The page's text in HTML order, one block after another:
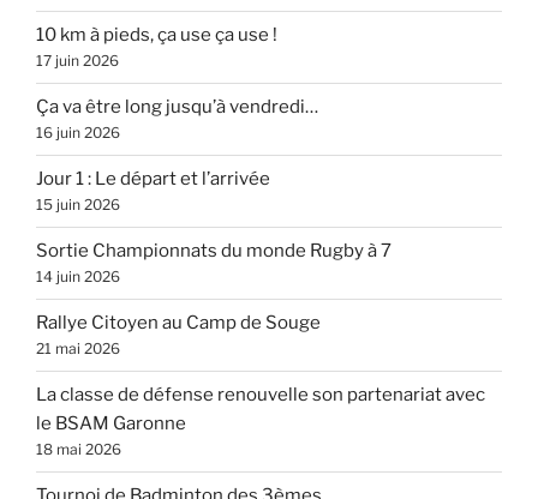
10 km à pieds, ça use ça use !
17 juin 2026
Ça va être long jusqu’à vendredi…
16 juin 2026
Jour 1 : Le départ et l’arrivée
15 juin 2026
Sortie Championnats du monde Rugby à 7
14 juin 2026
Rallye Citoyen au Camp de Souge
21 mai 2026
La classe de défense renouvelle son partenariat avec
le BSAM Garonne
18 mai 2026